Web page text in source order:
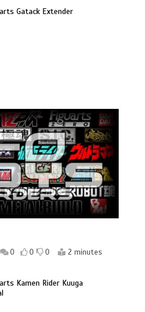
Gatack Extender
0 0 0
2 minutes
Kamen Rider Kuuga